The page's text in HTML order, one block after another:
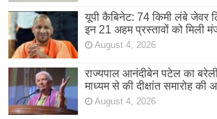
यूपी कैबिनेट: 74 किमी लंबे जेवर
इन 21 अहम प्रस्तावों को मिली
August 4, 2026
राज्यपाल आनंदीबेन पटेल का बरेली
माध्यम से की दीक्षांत समारोह की
August 4, 2026